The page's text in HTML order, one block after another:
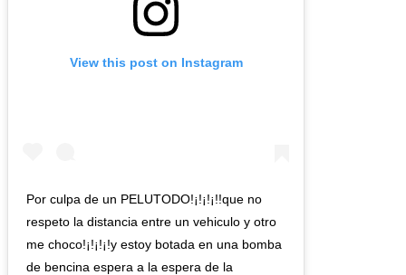
View this post on Instagram
Por culpa de un PELUTODO!¡!¡!¡!!que no
respeto la distancia entre un vehiculo y otro
me choco!¡!¡!¡!y estoy botada en una bomba
de bencina espera a la espera de la